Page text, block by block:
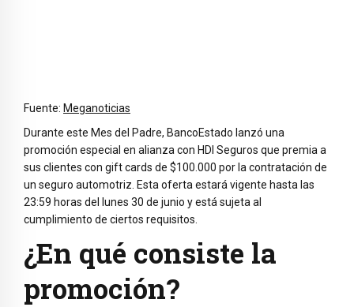
Fuente: Meganoticias
Durante este Mes del Padre, BancoEstado lanzó una
promoción especial en alianza con HDI Seguros que premia a
sus clientes con gift cards de $100.000 por la contratación de
un seguro automotriz. Esta oferta estará vigente hasta las
23:59 horas del lunes 30 de junio y está sujeta al
cumplimiento de ciertos requisitos.
¿En qué consiste la
promoción?